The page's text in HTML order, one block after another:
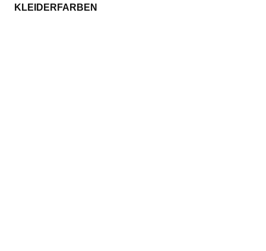
KLEIDERFARBEN